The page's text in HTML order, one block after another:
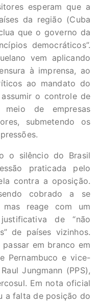
esperam que a
da região (Cuba
que o governo da
democráticos”.
vem aplicando
à imprensa, ao
ao mandato do
o controle de
meio de empresas
submetendo os
o silêncio do Brasil
praticada pelo
contra a oposição.
cobrado a se
mas reage com um
de “não
de países vizinhos.
em branco em
Pernambuco e vice-
Jungmann (PPS),
Em nota oficial
a falta de posição do